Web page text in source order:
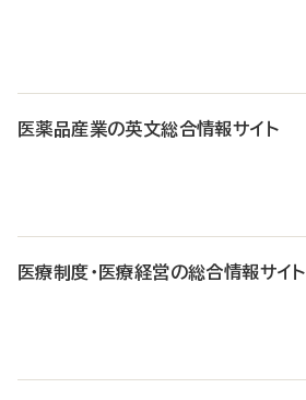
医薬品産業の英文総合情報サイト
医療制度・医療経営の総合情報サイト